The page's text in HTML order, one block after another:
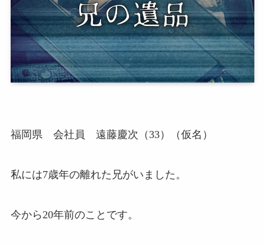
福岡県 会社員 遠藤慶次（33）（仮名）
私には7歳年の離れた兄がいました。
今から20年前のことです。